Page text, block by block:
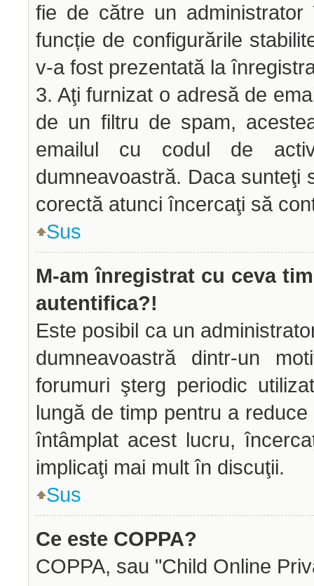
fie de către un
funcție de configurările
v-a fost prezentată la
3. Aţi furnizat o adresă de
de un filtru de spam,
emailul cu codul de
dumneavoastră. Daca sunteţi
corectă atunci încercaţi să
Sus
M-am înregistrat cu ceva
autentifica?!
Este posibil ca un
dumneavoastră dintr-un
forumuri şterg periodic
lungă de timp pentru a
întâmplat acest lucru,
implicaţi mai mult în discuţii.
Sus
Ce este COPPA?
COPPA, sau "Child Online